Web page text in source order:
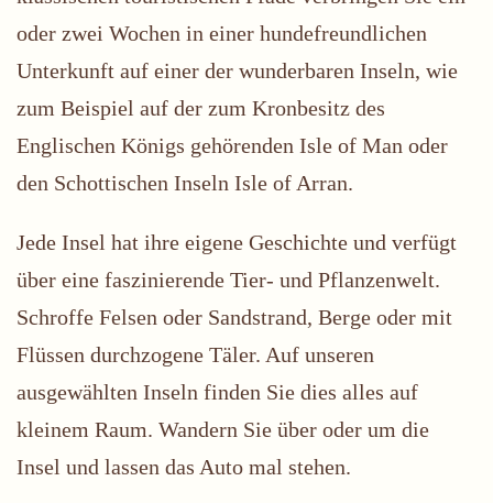
oder zwei Wochen in einer hundefreundlichen
Unterkunft auf einer der wunderbaren Inseln, wie
zum Beispiel auf der zum Kronbesitz des
Englischen Königs gehörenden Isle of Man oder
den Schottischen Inseln Isle of Arran.
Jede Insel hat ihre eigene Geschichte und verfügt
über eine faszinierende Tier- und Pflanzenwelt.
Schroffe Felsen oder Sandstrand, Berge oder mit
Flüssen durchzogene Täler. Auf unseren
ausgewählten Inseln finden Sie dies alles auf
kleinem Raum. Wandern Sie über oder um die
Insel und lassen das Auto mal stehen.